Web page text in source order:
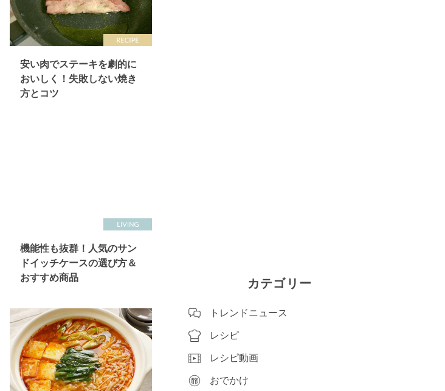
安い肉でステーキを劇的に
おいしく！失敗しない焼き
方とコツ
機能性も抜群！人気のサン
ドイッチケースの選び方＆
おすすめ商品
カテゴリー
トレンドニュース
レシピ
レシピ動画
おでかけ